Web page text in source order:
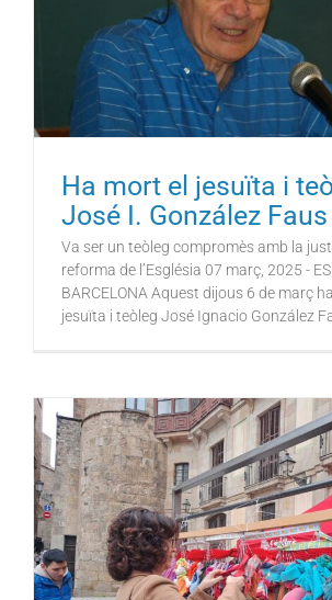
Ha mort el jesuïta i
José I. González Faus
Va ser un teòleg compromès amb la
reforma de l’Església 07 març, 2025 -
BARCELONA Aquest dijous 6 de març
jesuïta i teòleg José Ignacio González